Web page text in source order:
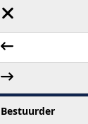
Bestuurder